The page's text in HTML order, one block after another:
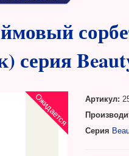
серия
Ожидается Артикул:
Серия